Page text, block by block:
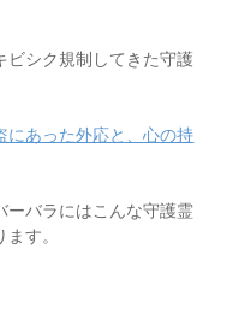
ビシク規制してきた守護
にあった外応と、心の持
ーバラにはこんな守護霊
す。